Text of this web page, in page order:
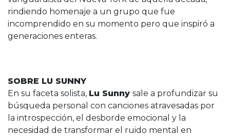
rindiendo homenaje a un grupo que fue
incomprendido en su momento pero que inspiró a
generaciones enteras.
SOBRE LU SUNNY
En su faceta solista, Lu Sunny sale a profundizar su
búsqueda personal con canciones atravesadas por
la introspección, el desborde emocional y la
necesidad de transformar el ruido mental en